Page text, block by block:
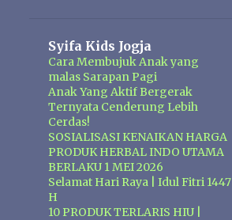
Syifa Kids Jogja
Cara Membujuk Anak yang
malas Sarapan Pagi
Anak Yang Aktif Bergerak
Ternyata Cenderung Lebih
Cerdas!
SOSIALISASI KENAIKAN HARGA
PRODUK HERBAL INDO UTAMA
BERLAKU 1 MEI 2026
Selamat Hari Raya | Idul Fitri 1447
H
10 PRODUK TERLARIS HIU |